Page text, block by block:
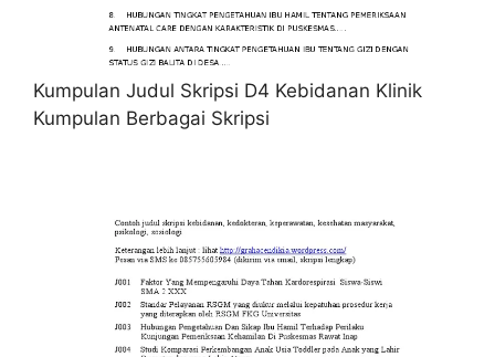
Kumpulan Judul Skripsi D4 Kebidanan Klinik
Kumpulan Berbagai Skripsi